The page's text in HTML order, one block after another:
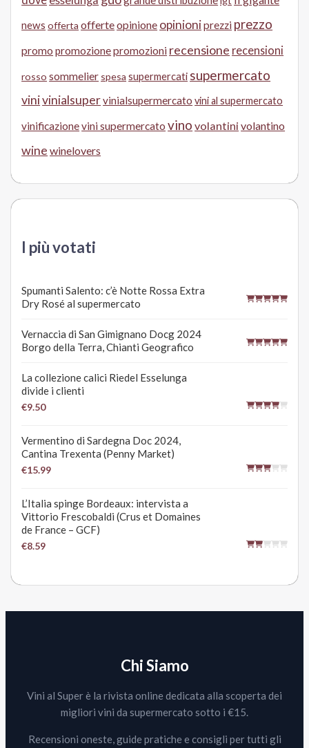
news offerta offerteopinione opinioniprezzi prezzo
promo promozionepromozioni recensione recensioni
rosso sommelier spesa supermercati supermercato
vinivinialsupervinialsupermercato vini al supermercato
vinificazionevini supermercato vino volantini volantino
wine winelovers
I più votati
Spumanti Salento: c’è Notte Rossa Extra
Dry Rosé al supermercato
Vernaccia di San Gimignano Docg 2024
Borgo della Terra, Chianti Geografico
La collezione calici Riedel Esselunga
divide i clienti
€9.50
Vermentino di Sardegna Doc 2024,
Cantina Trexenta (Penny Market)
€15.99
L’Italia spinge Bordeaux: intervista a
Vittorio Frescobaldi (Crus et Domaines
de France – GCF)
€8.59
Chi Siamo
Vini al Super è la rivista online dedicata alla scoperta dei
migliori vini da supermercato sotto i €15.
Recensioni oneste, guide pratiche e consigli per tutti gli